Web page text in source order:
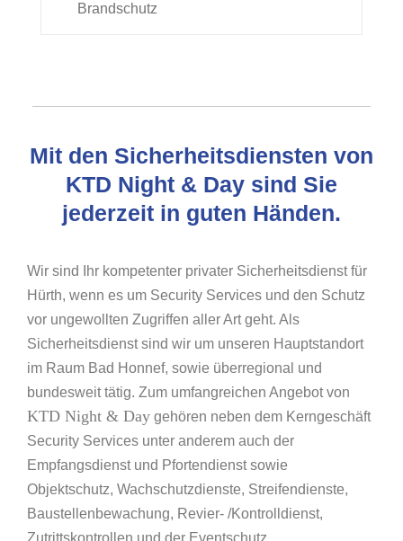
Brandschutz
Mit den Sicherheitsdiensten von
KTD Night & Day sind Sie
jederzeit in guten Händen.
Wir sind Ihr kompetenter privater Sicherheitsdienst für
Hürth, wenn es um Security Services und den Schutz
vor ungewollten Zugriffen aller Art geht. Als
Sicherheitsdienst sind wir um unseren Hauptstandort
im Raum Bad Honnef, sowie überregional und
bundesweit tätig. Zum umfangreichen Angebot von
KTD Night & Day gehören neben dem Kerngeschäft
Security Services unter anderem auch der
Empfangsdienst und Pfortendienst sowie
Objektschutz, Wachschutzdienste, Streifendienste,
Baustellenbewachung, Revier- /Kontrolldienst,